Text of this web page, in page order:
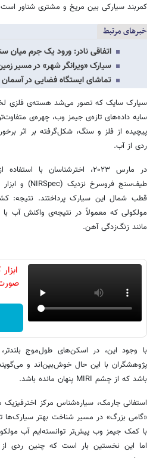
کمربند سیارکی بین مریخ و مشتری شناور
خبرهای مرتبط
اتفاقی نادر: ورود یک جرم میان
سیارک «ویرانگر شهر» در مسیر
تماشای ایستگاه فضایی در
سیارک سایک که تصور می‌شد هسته‌ی فلزی
سایه داده‌های تازه‌ی جیمز وب، چهره‌ی
پیچیده از فلز و سنگ، شکل‌گرفته بر اثر
ردی از آب.
در مارس ۲۰۲۳، اخترشناسان با
قطب شمال این سیارک پرداختند. نتیجه:
مولکولی که معمولاً در نتیجه‌ی واکنش آب
مانند زنگ‌زدگی آهن.
با وجود این، در اسکن‌های طول‌موج
پژوهشگران با این حال خوش‌بین‌اند و
باشد که از چشم MIRI پنهان مانده باشد.
استفانی جارمک، سیاره‌شناس مرکز اخترفیزیک
«گامی بزرگ» در مسیر شناخت بهتر
با کمک جیمز وب پیش‌تر توانسته‌ایم آب
اما این نخستین بار است که چنین ردی از